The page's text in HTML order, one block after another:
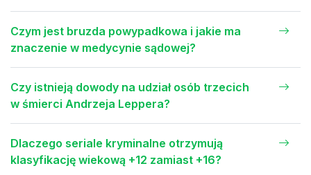
Czym jest bruzda powypadkowa i jakie ma
znaczenie w medycynie sądowej?
Czy istnieją dowody na udział osób trzecich
w śmierci Andrzeja Leppera?
Dlaczego seriale kryminalne otrzymują
klasyfikację wiekową +12 zamiast +16?